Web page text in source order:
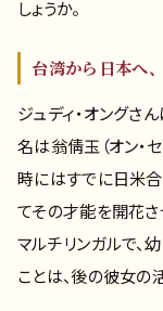
しょうか。
台湾から日本へ
ジュディ・オングさ
名は翁倩玉（オン・
時にはすでに日米合
てその才能を開花さ
マルチリンガルで
ことは、後の彼女の